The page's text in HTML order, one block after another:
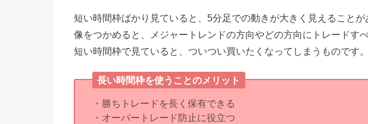
短い時間枠ばかり見ていると、5分足での動きが大きく見えること
像をつかめると、メジャートレンドの方向やどの方向にトレードす
短い時間枠で見ていると、ついつい買いたくなってしまうものです。
長い時間枠を使うことのメリット
・勝ちトレードを長く保有できる
・オーバートレード防止に役立つ